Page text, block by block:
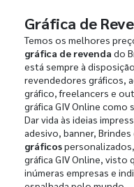
Gráfica de
Temos os melhores
gráfica de revenda do
está sempre à
revendedores gráficos,
gráfico, freelancers e
gráfica GIV Online como
Dar vida às ideias
adesivo, banner,
gráficos
gráfica GIV Online, visto
inúmeras empresas e